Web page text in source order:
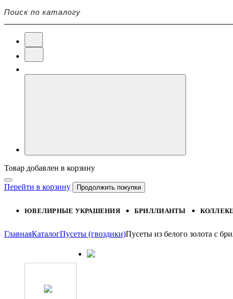
Товар добавлен в корзину
Перейти в корзину Продолжить покупки
ЮВЕЛИРНЫЕ УКРАШЕНИЯ БРИЛЛИАНТЫ
ГлавнаяКаталогПусеты (гвоздики)Пусеты из белого золота с